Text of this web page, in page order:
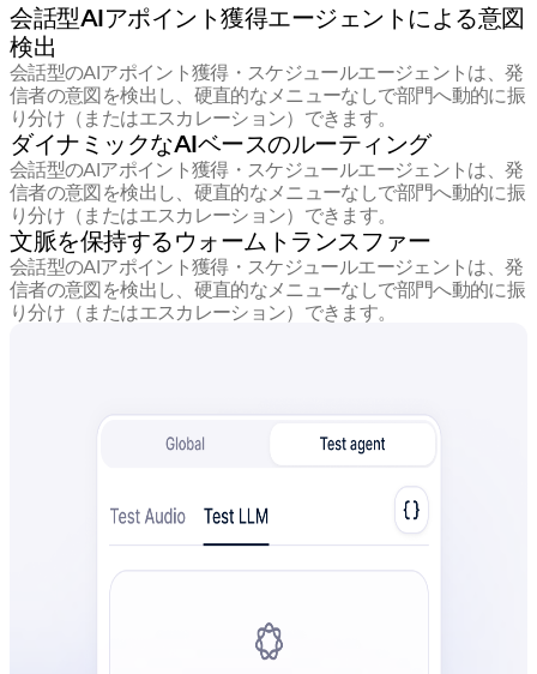
会話型AIアポイント獲得エージェントによる意図
検出
会話型のAIアポイント獲得・スケジュールエージェントは、発
信者の意図を検出し、硬直的なメニューなしで部門へ動的に振
り分け（またはエスカレーション）できます。
ダイナミックなAIベースのルーティング
会話型のAIアポイント獲得・スケジュールエージェントは、発
信者の意図を検出し、硬直的なメニューなしで部門へ動的に振
り分け（またはエスカレーション）できます。
文脈を保持するウォームトランスファー
会話型のAIアポイント獲得・スケジュールエージェントは、発
信者の意図を検出し、硬直的なメニューなしで部門へ動的に振
り分け（またはエスカレーション）できます。